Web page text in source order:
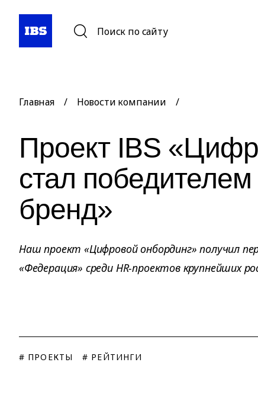
Поиск по сайту
Главная / Новости компании /
Проект IBS
стал
бренд»
Наш проект «Цифровой онбординг» получил
«Федерация» среди HR-проектов крупнейших
# ПРОЕКТЫ # РЕЙТИНГИ